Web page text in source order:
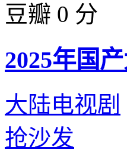
豆瓣 0 分
2025年国
大陆电视剧
抢沙发